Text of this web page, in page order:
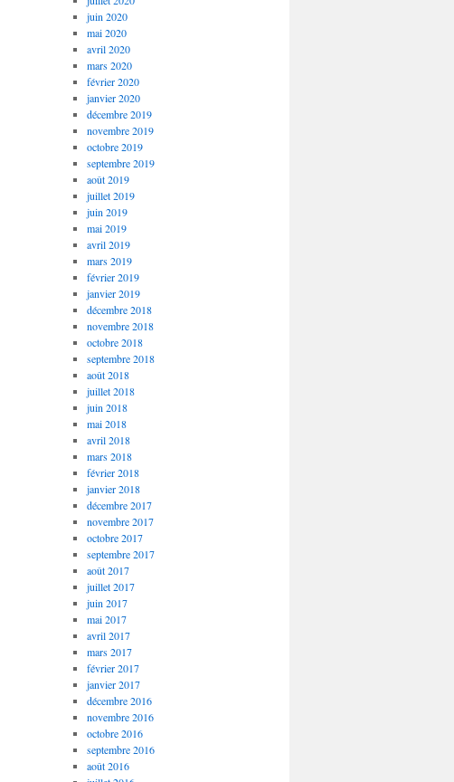
juin 2020
mai 2020
avril 2020
mars 2020
février 2020
janvier 2020
décembre 2019
novembre 2019
octobre 2019
septembre 2019
août 2019
juillet 2019
juin 2019
mai 2019
avril 2019
mars 2019
février 2019
janvier 2019
décembre 2018
novembre 2018
octobre 2018
septembre 2018
août 2018
juillet 2018
juin 2018
mai 2018
avril 2018
mars 2018
février 2018
janvier 2018
décembre 2017
novembre 2017
octobre 2017
septembre 2017
août 2017
juillet 2017
juin 2017
mai 2017
avril 2017
mars 2017
février 2017
janvier 2017
décembre 2016
novembre 2016
octobre 2016
septembre 2016
août 2016